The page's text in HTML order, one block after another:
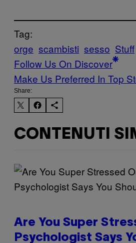
Tag:
orge scambisti sesso Stuff
Follow Us On Discover
Make Us Preferred In Top
Share:
CONTENUTI
Are You Super
Psychologist Says